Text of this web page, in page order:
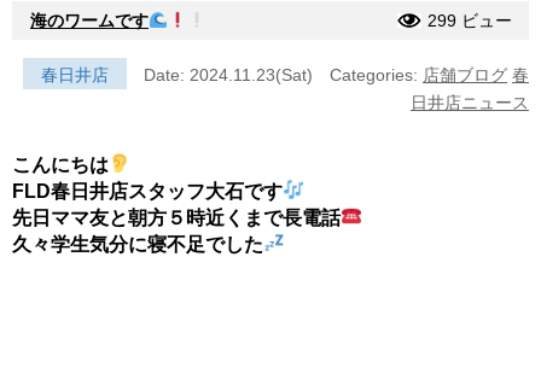
海のワームです 299 ビュー
春日井店 Date: 2024.11.23(Sat) Categories: 店舗ブログ 春
日井店ニュース
こんにちは
FLD春日井店スタッフ大石です
先日ママ友と朝方５時近くまで長電話
久々学生気分に寝不足でした